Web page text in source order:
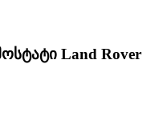
Land Rover